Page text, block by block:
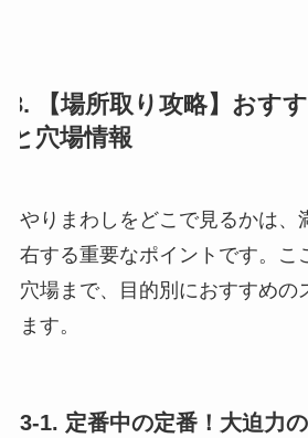
3. 【場所取り攻略】おす
と穴場情報
やりまわしをどこで見るかは、
右する重要なポイントです。こ
穴場まで、目的別におすすめの
ます。
3-1. 定番中の定番！大迫力の